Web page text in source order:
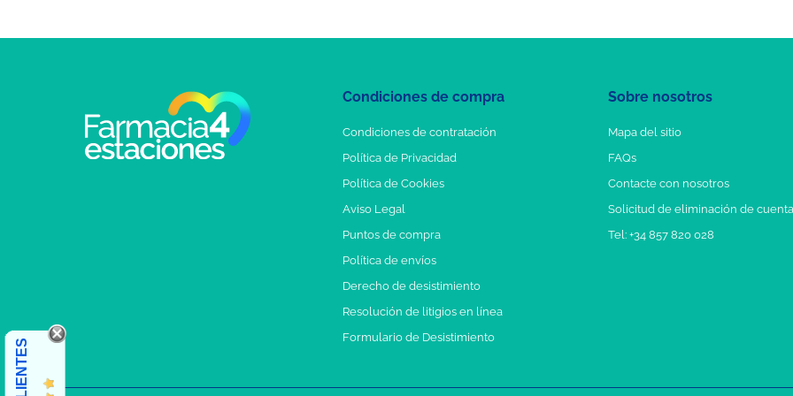
Condiciones de compra
Condiciones de contratación
Política de Privacidad
Política de Cookies
Aviso Legal
Puntos de compra
Política de envíos
Derecho de desistimiento
Resolución de litigios en línea
Formulario de Desistimiento
Sobre nosotros
Mapa del sitio
FAQs
Contacte con nosotros
Solicitud de eliminación de cuenta
Tel: +34 857 820 028